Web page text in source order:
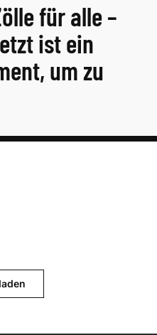
für alle –
ist ein
um zu